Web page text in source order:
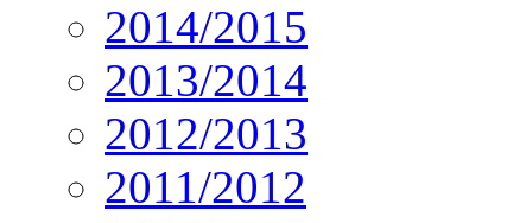
2014/2015
2013/2014
2012/2013
2011/2012